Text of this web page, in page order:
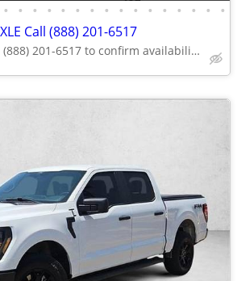
• • • • • • • • • • • • • • • •
Call (888) 201-6517
Call (888) 201-6517 to confirm availability - May 14th